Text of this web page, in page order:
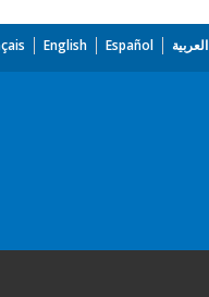
English Español العربية